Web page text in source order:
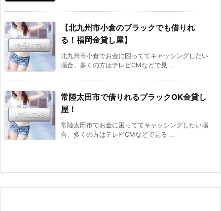
【北九州市小倉のブラックでも借りれ
る！福岡金貸し屋】
北九州市小倉でお金に困っててキャッシングしたい
場合、多くの方はテレビCMなどで見 ...
常陸太田市で借りれるブラックOK金貸し
屋！
常陸太田市でお金に困っててキャッシングしたい場
合、多くの方はテレビCMなどで見る ...